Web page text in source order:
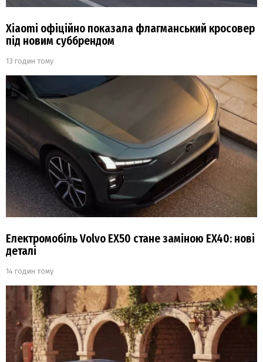
Xiaomi офіційно показала флагманський кросовер
під новим суббрендом
13 годин тому
Електромобіль Volvo EX50 стане заміною EX40: нові
деталі
14 годин тому